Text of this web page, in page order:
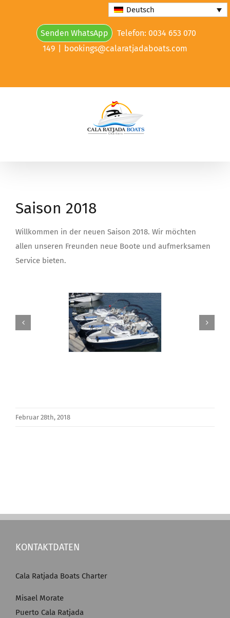
Senden WhatsApp
Telefon: 0034 653 070
149
bookings@calaratjadaboats.com
Saison 2018
Willkommen in der neuen Saison 2018. Wir möchten
allen unseren Freunden neue Boote und aufmerksamen
Service bieten.
Februar 28th, 2018
KONTAKTDATEN
Cala Ratjada Boats Charter
Misael Morate
Puerto Cala Ratjada
Deutsch